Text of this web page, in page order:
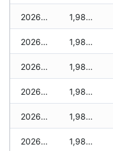
2026-01-23 1,980 zł
2026-01-22 1,980 zł
2026-01-21 1,980 zł
2026-01-20 1,980 zł
2026-01-19 1,980 zł
2026-01-18 1,980 zł